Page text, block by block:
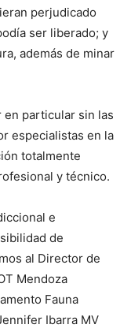
perjudicado
ser liberado; y
además de minar
en particular sin las
especialistas en la
totalmente
y técnico.
e
de
al Director de
Mendoza
Fauna
Ibarra MV